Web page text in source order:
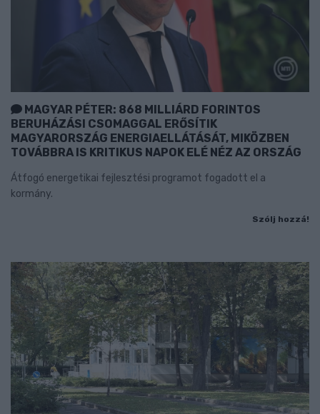
MAGYAR PÉTER: 868 MILLIÁRD FORINTOS
BERUHÁZÁSI CSOMAGGAL ERŐSÍTIK
MAGYARORSZÁG ENERGIAELLÁTÁSÁT, MIKÖZBEN
TOVÁBBRA IS KRITIKUS NAPOK ELÉ NÉZ AZ ORSZÁG
Átfogó energetikai fejlesztési programot fogadott el a
kormány.
Szólj hozzá!